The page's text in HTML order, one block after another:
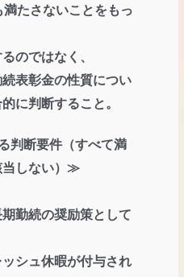
たさないことをもっ
のではなく、
表彰金の性質につい
に判断すること。
判断要件（すべて満
当しない）≫
勤続の奨励策として
ッシュ休暇が付与され